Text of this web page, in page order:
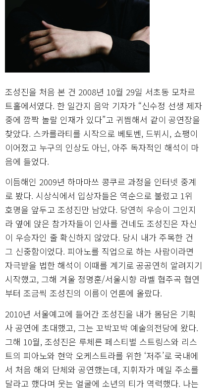
조성진을 처음 본 건 2008년 10월 29일 서초동 모차르
트홀에서였다. 한 일간지 음악 기자가 “신수정 선생 제자
중에 깜짝 놀랄 인재가 있다”고 귀띔해서 같이 공연장을
찾았다. 스카를라티를 시작으로 베토벤, 드뷔시, 쇼팽이
이어졌고 누구의 인상도 아닌, 아주 독자적인 해석이 마
음에 들었다.
이듬해인 2009년 하마마쓰 콩쿠르 과정을 인터넷 중계
로 봤다. 시상식에서 입상자들은 역순으로 불렸고 1위
호명을 앞두고 조성진만 남았다. 당연히 우승이 그인지
라 옆에 앉은 참가자들이 인사를 건네도 조성진은 자신
이 우승자인 줄 확신하지 않았다. 당시 내가 주목한 건
그 신중함이었다. 피아노를 직업으로 하는 사람이라면
자극받을 법한 해석이 이때를 계기로 공공연히 알려지기
시작했고, 그해 겨울 정명훈/서울시향 라벨 협주곡 협연
부터 조금씩 조성진의 이름이 언론에 올랐다.
2010년 서울예고에 들어간 조성진을 내가 몸담은 기획
사 공연에 초대했고, 그는 꼬박꼬박 예술의전당에 왔다.
그해 10월, 조성진은 루체른 페스티벌 스트링스와 리스
트의 피아노와 현악 오케스트라를 위한 ‘저주’로 국내에
서 처음 해외 단체와 공연했는데, 지휘자가 메일 주소를
달라고 했다며 웃는 얼굴에 소년의 티가 역력했다. 나는